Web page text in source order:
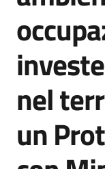
Seguici
su
nel
un